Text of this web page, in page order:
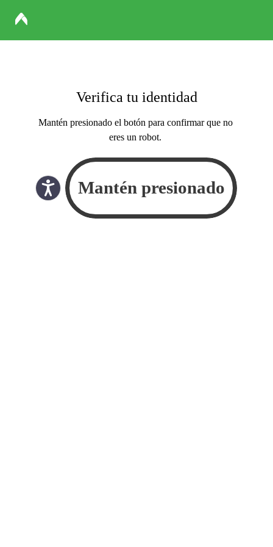
Verifica tu identidad
Mantén presionado el botón para confirmar que no
eres un robot.